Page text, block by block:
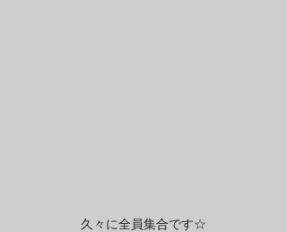
久々に全員集合です☆